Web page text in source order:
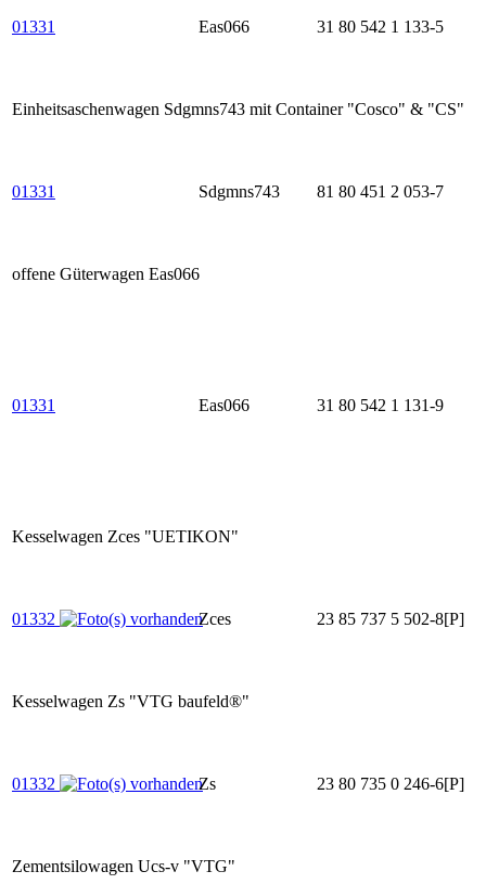
01331 Eas066 31 80 542 1 133-5
Einheitsaschenwagen Sdgmns743 mit Container "Cosco" & "CS"
01331 Sdgmns743 81 80 451 2 053-7
offene Güterwagen Eas066
01331 Eas066 31 80 542 1 131-9
Kesselwagen Zces "UETIKON"
01332 Zces 23 85 737 5 502-8[P]
Kesselwagen Zs "VTG baufeld®"
01332 Zs 23 80 735 0 246-6[P]
Zementsilowagen Ucs-v "VTG"